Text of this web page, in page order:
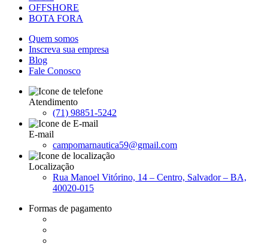
OFFSHORE
BOTA FORA
Quem somos
Inscreva sua empresa
Blog
Fale Conosco
Atendimento
(71) 98851-5242
E-mail
campomarnautica59@gmail.com
Localização
Rua Manoel Vitórino, 14 – Centro, Salvador – BA,
40020-015
Formas de pagamento